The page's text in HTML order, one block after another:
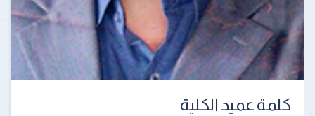
كلمة عميد الكلية